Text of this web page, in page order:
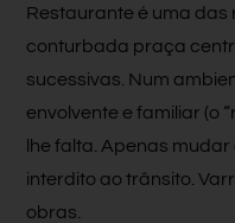
Restaurante é uma das
conturbada praça
sucessivas. Num
envolvente e familiar (o
lhe falta. Apenas
interdito ao trânsito.
obras.